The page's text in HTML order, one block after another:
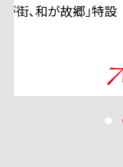
三井不動産
「スーパープ